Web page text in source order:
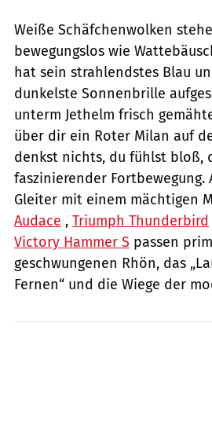
Weiße Schäfchenwolken
bewegungslos wie
hat sein strahlendstes Blau
dunkelste Sonnenbrille
unterm Jethelm frisch
über dir ein Roter Milan auf
denkst nichts, du fühlst bloß,
faszinierender Fortbewegung.
Gleiter mit einem mächtigen
Audace , Triumph Thunderbird
Victory Hammer S passen
geschwungenen Rhön, das
Fernen“ und die Wiege der